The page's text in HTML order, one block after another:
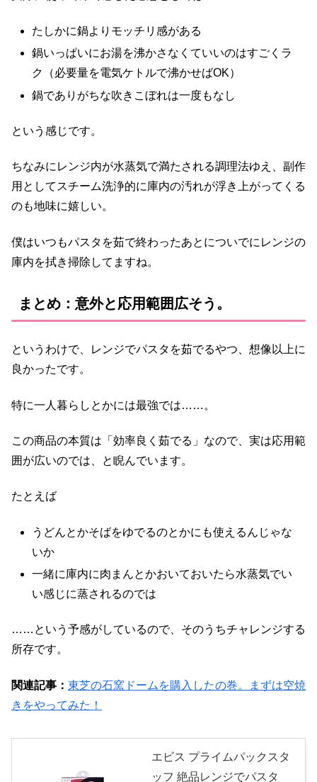
たしかに鍋よりモッチリ感がある
鍋いっぱいにお湯を沸かさなくていいのはすごくラ
ク（必要量を電気ケトルで沸かせばOK）
鍋でありがちな吹きこぼれは一度もなし
という感じです。
ちなみにレンジ内が水蒸気で満たされる調理法ゆえ、副作
用としてスチーム洗浄的に庫内の汚れが浮き上がってくる
のも地味に嬉しい。
僕はいつもパスタを茹で終わったあとについでにレンジの
庫内を拭き掃除してますね。
まとめ：意外と応用範囲広そう。
というわけで、レンジでパスタを茹でるやつ、想像以上に
良かったです。
特に一人暮らしとかには最強では……。
この商品の本質は「効率良く茹でる」なので、実は応用範
囲が広いのでは、と睨んでいます。
たとえば
うどんとかそばをゆでるのとかにも使えるんじゃな
いか
一緒に庫内に肉まんとかおいておいたら水蒸気でい
い感じに蒸されるのでは
……という予感がしているので、そのうちチャレンジする
所存です。
関連記事： 東芝の石窯ドームを購入したの巻。まずは空焼
きをやってみた！
エビス プライムパックスタ
ッフ 絶品レンジでパスタ